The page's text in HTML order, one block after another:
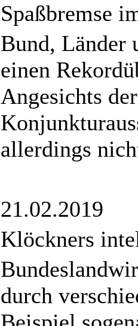
Spaßbremse
Bund, Länder
einen
Angesichts
allerdings
21.02.2019
Klöckners
durch